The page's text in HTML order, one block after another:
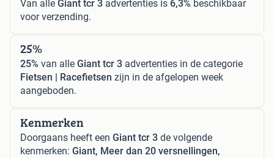
Van alle Giant tcr 3 advertenties is 6,3% beschikbaar
voor verzending.
25%
25% van alle Giant tcr 3 advertenties in de categorie
Fietsen | Racefietsen zijn in de afgelopen week
aangeboden.
Kenmerken
Doorgaans heeft een Giant tcr 3 de volgende
kenmerken: Giant, Meer dan 20 versnellingen,